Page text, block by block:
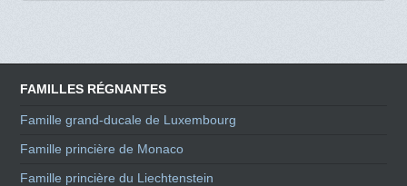
FAMILLES RÉGNANTES
Famille grand-ducale de Luxembourg
Famille princière de Monaco
Famille princière du Liechtenstein